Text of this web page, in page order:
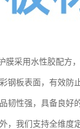
膜采用水性胶配方
钢板表面，有效
韧性强，具备良
，我们支持全维